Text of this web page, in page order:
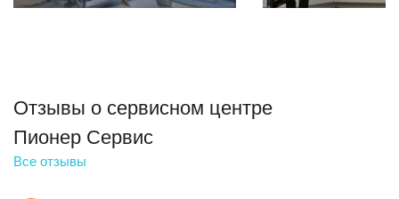
Отзывы о сервисном центре
Пионер Сервис
Все отзывы